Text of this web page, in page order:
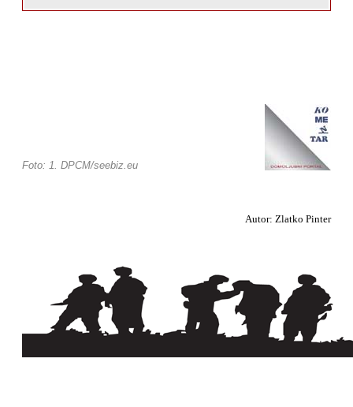
Foto: 1. DPCM/seebiz.eu
Autor: Zlatko Pinter